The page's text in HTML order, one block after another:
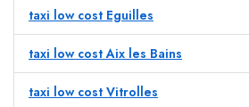
taxi low cost Eguilles
taxi low cost Aix les Bains
taxi low cost Vitrolles